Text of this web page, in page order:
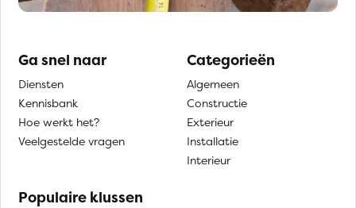
Ga snel naar
Diensten
Kennisbank
Hoe werkt het?
Veelgestelde vragen
Categorieën
Algemeen
Constructie
Exterieur
Installatie
Interieur
Populaire klussen